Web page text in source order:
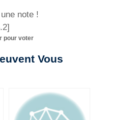
note !
]
pour voter
Vous